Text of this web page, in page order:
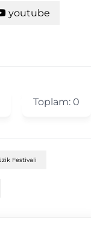
youtube
Toplam: 0
Festivali